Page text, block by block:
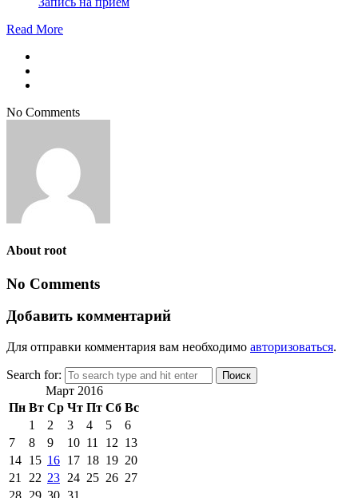
Read More
No Comments
About root
No Comments
Добавить комментарий
Для отправки комментария вам необходимо авторизоваться.
Search for:
Март 2016
Пн Вт Ср Чт Пт Сб Вс
1
2 3 4 5
6
7
8 9 10 11 12 13
14 15 16 17 18 19 20
21
22 23 24 25 26 27
28 29 30 31